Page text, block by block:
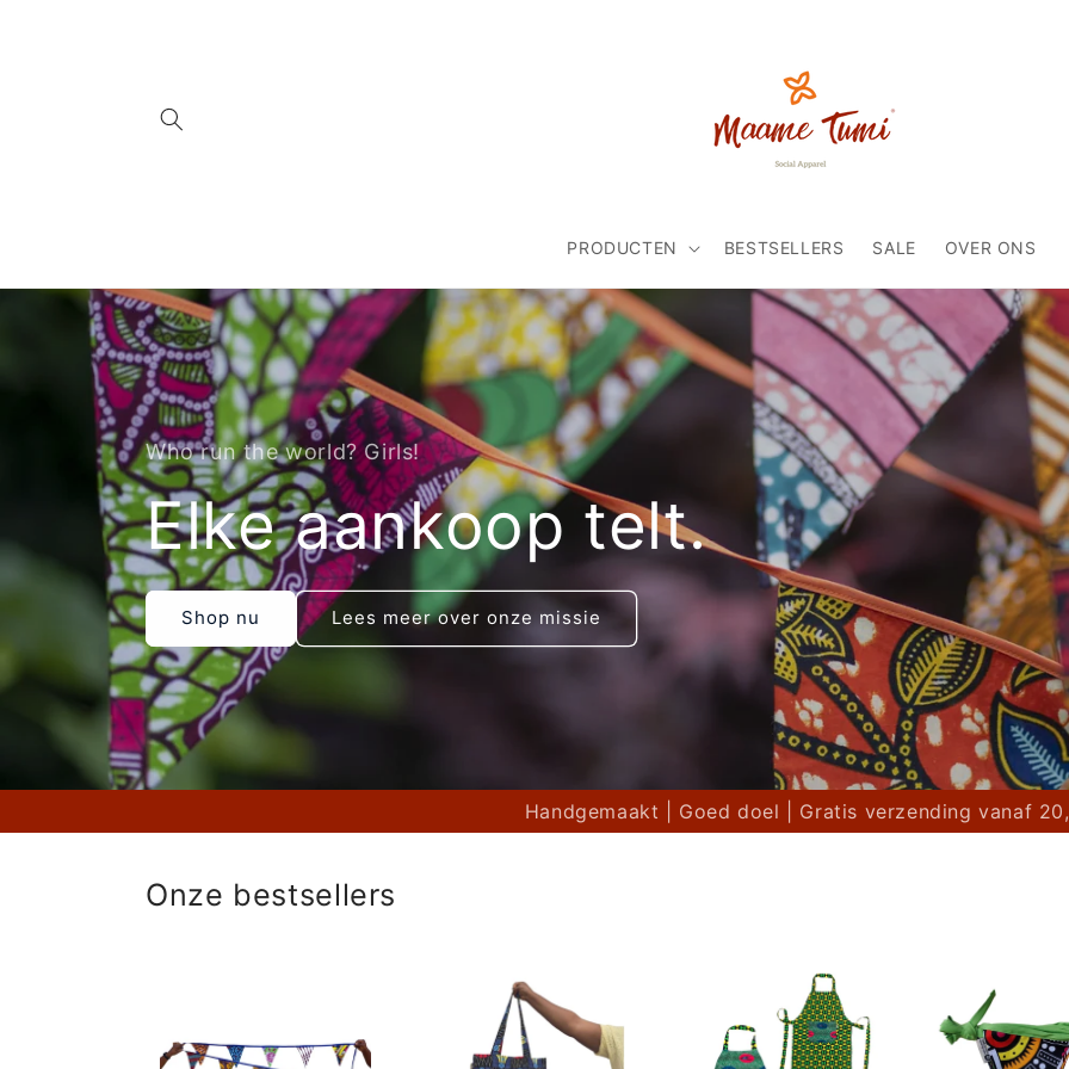
PRODUCTEN BESTSELLERS SALE OVER ONS
Who run the world? Girls!
Elke aankoop telt.
Shop nu Lees meer over onze missie
Handgemaakt | Goed doel | Gratis verzending vanaf
Onze bestsellers